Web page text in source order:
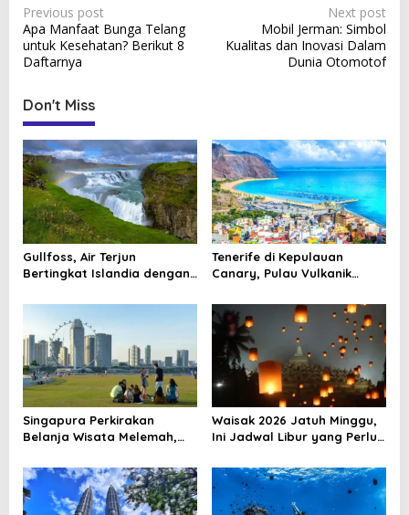
P
o
s
t
n
a
v
i
g
a
t
i
o
n
Previous post
Apa Manfaat Bunga Telang
untuk Kesehatan? Berikut 8
Daftarnya
Next post
Mobil Jerman: Simbol
Kualitas dan Inovasi Dalam
Dunia Otomotof
Don't Miss
Gullfoss, Air Terjun
Bertingkat Islandia dengan
Tenerife di Kepulauan
Canary, Pulau Vulkanik
Singapura Perkirakan
Belanja Wisata Melemah,
Waisak 2026 Jatuh Minggu,
Ini Jadwal Libur yang Perlu